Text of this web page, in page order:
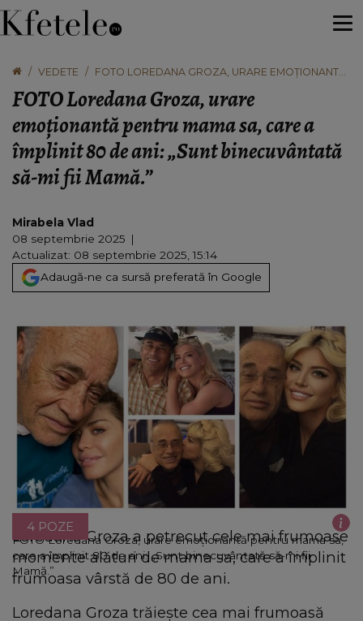
VEDETE
FOTO LOREDANA GROZA, URARE EMOȚIONANTĂ
„SUNT BINECUVÂNTATĂ SĂ-MI FII MAMĂ.”
FOTO Loredana Groza, urare
emoționantă pentru mama sa, care a
împlinit 80 de ani: „Sunt binecuvântată
să-mi fii Mamă.”
Mirabela Vlad
08 septembrie 2025
Actualizat: 08 septembrie 2025, 15:14
Adaugă-ne ca sursă preferată în Google
FOTO Loredana Groza, urare emoționantă pentru mama sa,
care a împlinit 80 de ani: „Sunt binecuvântată să-mi fii
Mamă.”
4 POZE
Loredana Groza a petrecut cele mai frumoase
momente alături de mama sa, care a împlinit
frumoasa vârstă de 80 de ani.
Loredana Groza trăiește cea mai frumoasă